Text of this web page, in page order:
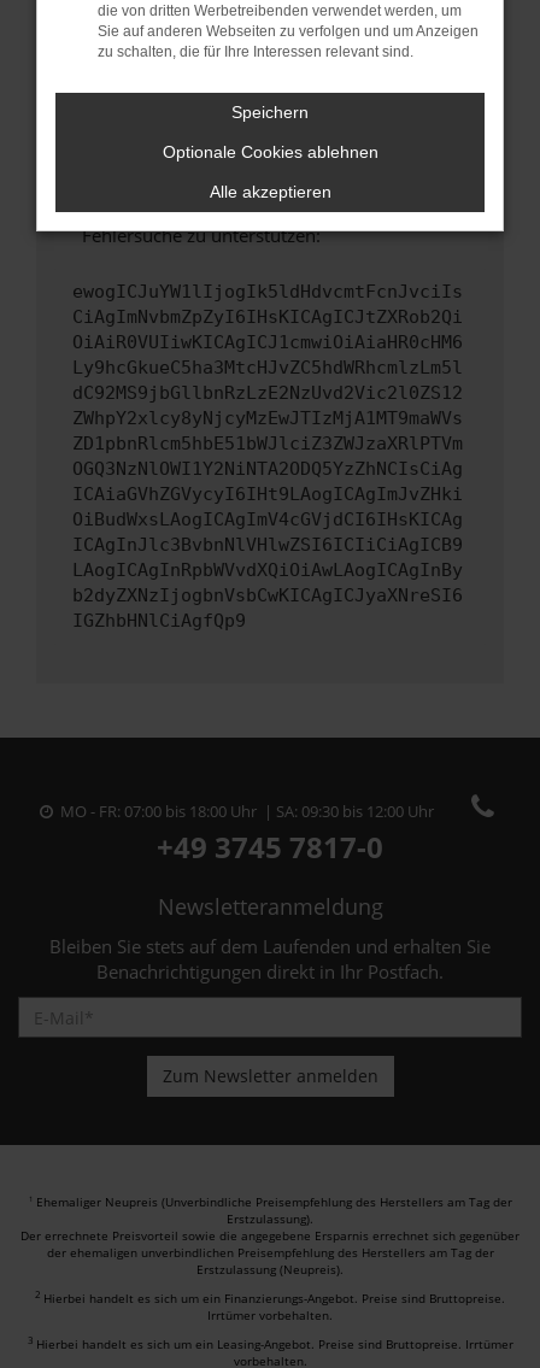
Sicherheitsrisiko, sondern kann auch dazu
führen, dass bestimmte Funktionen nicht mehr
unterstützt werden.
Wende dich an den Webseitenbetreiber.
Wenn du alle oben genannten Schritte versucht
hast, kontaktiere uns bitte. Wir werden
versuchen, das Problem zu beheben. Du kannst
uns diesen Text schicken, um uns bei der
Fehlersuche zu unterstützen:
ewogICJuYW1lIjogIk5ldHdvcmtFcnJvciIs
CiAgImNvbmZpZyI6IHsKICAgICJtZXRob2Qi
OiAiR0VUIiwKICAgICJ1cmwiOiAiaHR0cHM6
Ly9hcGkueC5ha3MtcHJvZC5hdWRhcmlzLm5l
dC92MS9jbGllbnRzLzE2NzUvd2Vic2l0ZS12
ZWhpY2xlcy8yNjcyMzEwJTIzMjA1MT9maWVs
ZD1pbnRlcm5hbE51bWJlciZ3ZWJzaXRlPTVm
OGQ3NzNlOWI1Y2NiNTA2ODQ5YzZhNCIsCiAg
ICAiaGVhZGVycyI6IHt9LAogICAgImJvZHki
OiBudWxsLAogICAgImV4cGVjdCI6IHsKICAg
ICAgInJlc3BvbnNlVHlwZSI6ICIiCiAgICB9
LAogICAgInRpbWVvdXQiOiAwLAogICAgInBy
b2dyZXNzIjogbnVsbCwKICAgICJyaXNreSI6
IGZhbHNlCiAgfQp9
MO - FR: 07:00 bis 18:00 Uhr | SA: 09:30 bis 12:00 Uhr
+49 3745 7817-0
Newsletteranmeldung
Bleiben Sie stets auf dem Laufenden und erhalten Sie
Benachrichtigungen direkt in Ihr Postfach.
1 Ehemaliger Neupreis (Unverbindliche Preisempfehlung des Herstellers am Tag der
Erstzulassung).
Der errechnete Preisvorteil sowie die angegebene Ersparnis errechnet sich gegenüber
der ehemaligen unverbindlichen Preisempfehlung des Herstellers am Tag der
Erstzulassung (Neupreis).
2 Hierbei handelt es sich um ein Finanzierungs-Angebot. Preise sind Bruttopreise.
Irrtümer vorbehalten.
3 Hierbei handelt es sich um ein Leasing-Angebot. Preise sind Bruttopreise. Irrtümer
vorbehalten.
die von dritten Werbetreibenden verwendet werden, um
Sie auf anderen Webseiten zu verfolgen und um Anzeigen
zu schalten, die für Ihre Interessen relevant sind.
Speichern
Optionale Cookies ablehnen
Alle akzeptieren